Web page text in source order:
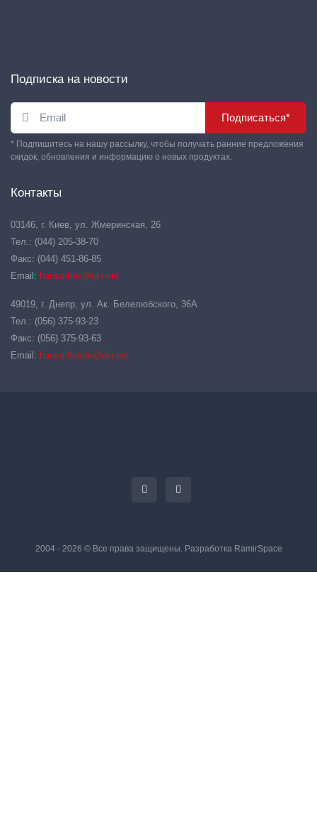
Подписка на новости
Подписаться*
* Подпишитесь на нашу рассылку, чтобы получать ранние предложения
скидок, обновления и информацию о новых продуктах.
Контакты
03146, г. Киев, ул. Жмеринская, 26
Тел.: (044) 205-38-70
Факс: (044) 451-86-85
Email: hansa-flex@ukr.net
49019, г. Днепр, ул. Ак. Белелюбского, 36А
Тел.: (056) 375-93-23
Факс: (056) 375-93-63
Email: hansa-flexdn@ukr.net
2004 - 2026 © Все права защищены. Разработка RamirSpace